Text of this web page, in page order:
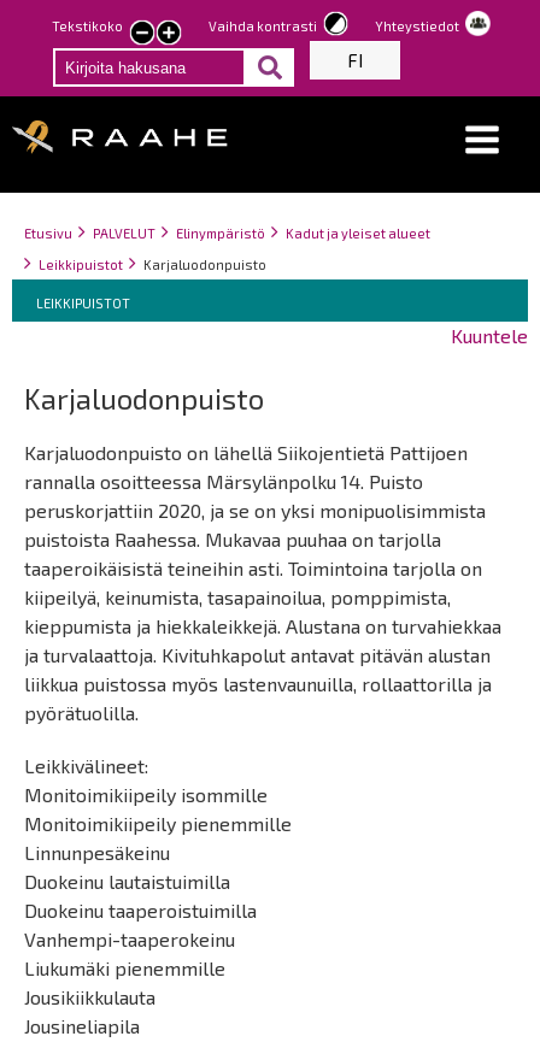
Hyppää
pääsisältöön
Tekstikoko
Pienennä
tekstin
kokoa
Suurenna
tekstin
kokoa
Vaihda kontrasti Yhteystiedot
FI
Breadcrumbs
You
are
Etusivu PALVELUT Elinympäristö
Kadut ja yleiset alueet
Leikkipuistot
Karjaluodonpuisto
Breadcrumbs
You
are
LEIKKIPUISTOT
Kuuntele
Karjaluodonpuisto
Karjaluodonpuisto on lähellä Siikojentietä Pattijoen
rannalla osoitteessa Märsylänpolku 14. Puisto
peruskorjattiin 2020, ja se on yksi monipuolisimmista
puistoista Raahessa. Mukavaa puuhaa on tarjolla
taaperoikäisistä teineihin asti. Toimintoina tarjolla on
kiipeilyä, keinumista, tasapainoilua, pomppimista,
kieppumista ja hiekkaleikkejä. Alustana on turvahiekkaa
ja turvalaattoja. Kivituhkapolut antavat pitävän alustan
liikkua puistossa myös lastenvaunuilla, rollaattorilla ja
pyörätuolilla.
Leikkivälineet:
Monitoimikiipeily isommille
Monitoimikiipeily pienemmille
Linnunpesäkeinu
Duokeinu lautaistuimilla
Duokeinu taaperoistuimilla
Vanhempi-taaperokeinu
Liukumäki pienemmille
Jousikiikkulauta
Jousineliapila